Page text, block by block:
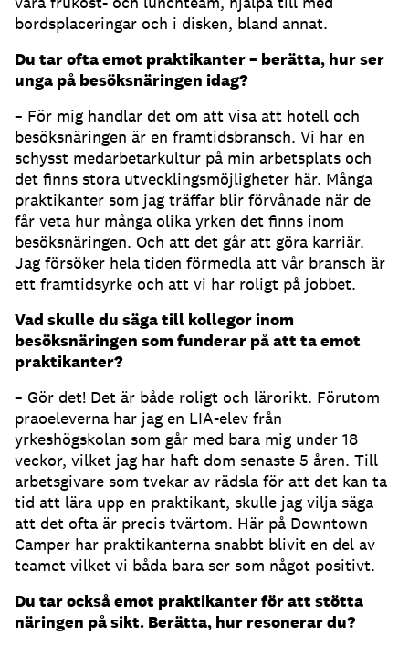
bordsplaceringar och i disken, bland annat.
Du tar ofta emot praktikanter – berätta, hur ser
unga på besöksnäringen idag?
– För mig handlar det om att visa att hotell och
besöksnäringen är en framtidsbransch. Vi har en
schysst medarbetarkultur på min arbetsplats och
det finns stora utvecklingsmöjligheter här. Många
praktikanter som jag träffar blir förvånade när de
får veta hur många olika yrken det finns inom
besöksnäringen. Och att det går att göra karriär.
Jag försöker hela tiden förmedla att vår bransch är
ett framtidsyrke och att vi har roligt på jobbet.
Vad skulle du säga till kollegor inom
besöksnäringen som funderar på att ta emot
praktikanter?
– Gör det! Det är både roligt och lärorikt. Förutom
praoeleverna har jag en LIA-elev från
yrkeshögskolan som går med bara mig under 18
veckor, vilket jag har haft dom senaste 5 åren. Till
arbetsgivare som tvekar av rädsla för att det kan ta
tid att lära upp en praktikant, skulle jag vilja säga
att det ofta är precis tvärtom. Här på Downtown
Camper har praktikanterna snabbt blivit en del av
teamet vilket vi båda bara ser som något positivt.
Du tar också emot praktikanter för att stötta
näringen på sikt. Berätta, hur resonerar du?